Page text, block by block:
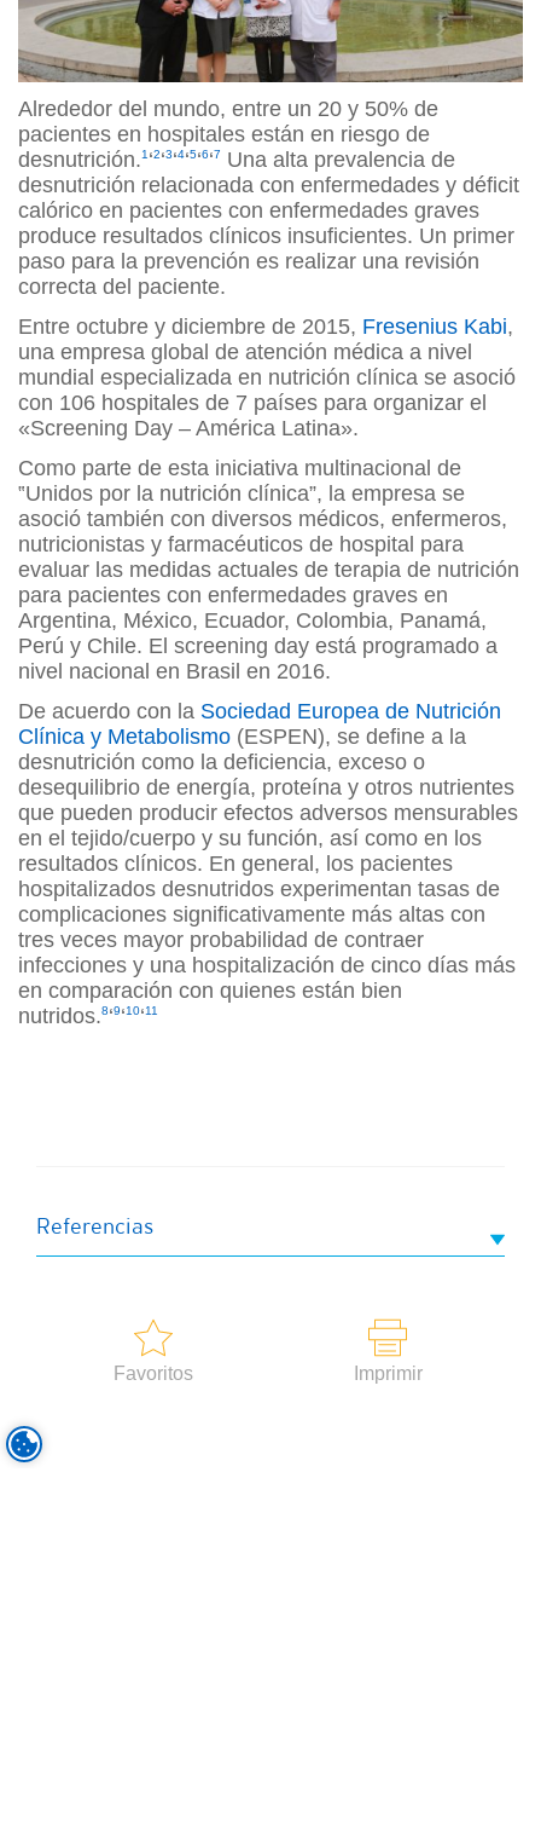
Alrededor del mundo, entre un 20 y 50% de
pacientes en hospitales están en riesgo de
desnutrición.1 ‘2‘3‘4‘5‘6‘7
Una alta prevalencia de
desnutrición relacionada con enfermedades y déficit
calórico en pacientes con enfermedades graves
produce resultados clínicos insuficientes. Un primer
paso para la prevención es realizar una revisión
correcta del paciente.
Entre octubre y diciembre de 2015, Fresenius Kabi,
una empresa global de atención médica a nivel
mundial especializada en nutrición clínica se asoció
con 106 hospitales de 7 países para organizar el
«Screening Day – América Latina».
Como parte de esta iniciativa multinacional de
‟Unidos por la nutrición clínica”, la empresa se
asoció también con diversos médicos, enfermeros,
nutricionistas y farmacéuticos de hospital para
evaluar las medidas actuales de terapia de nutrición
para pacientes con enfermedades graves en
Argentina, México, Ecuador, Colombia, Panamá,
Perú y Chile. El screening day está programado a
nivel nacional en Brasil en 2016.
De acuerdo con la Sociedad Europea de Nutrición
Clínica y Metabolismo (ESPEN), se define a la
desnutrición como la deficiencia, exceso o
desequilibrio de energía, proteína y otros nutrientes
que pueden producir efectos adversos mensurables
en el tejido/cuerpo y su función, así como en los
resultados clínicos. En general, los pacientes
hospitalizados desnutridos experimentan tasas de
complicaciones significativamente más altas con
tres veces mayor probabilidad de contraer
infecciones y una hospitalización de cinco días más
en comparación con quienes están bien
nutridos.8‘9‘10‘11
Referencias
Favoritos Imprimir